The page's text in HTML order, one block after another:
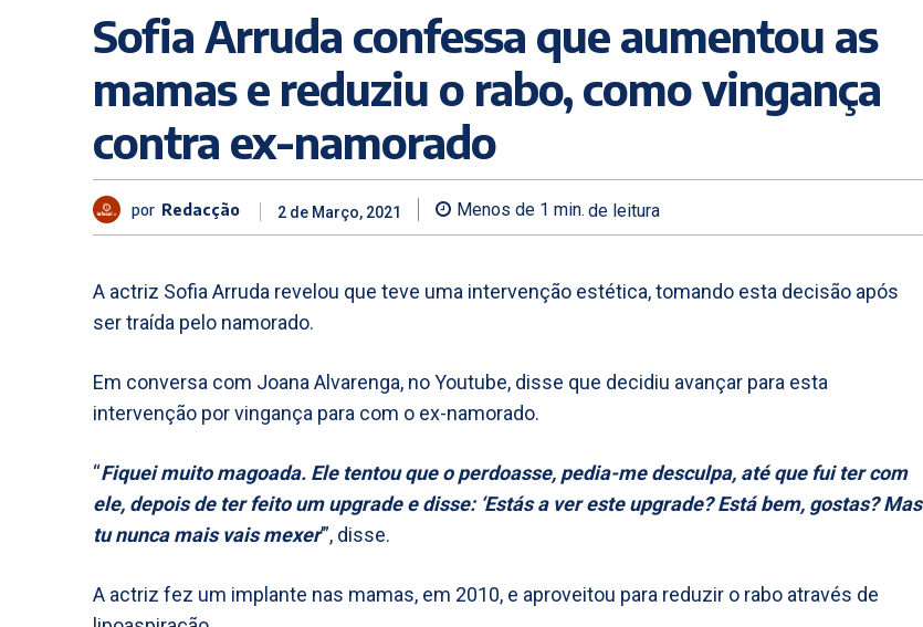
Sofia Arruda confessa que aumentou as
mamas e reduziu o rabo, como vingança
contra ex-namorado
por Redacção 2 de Março, 2021 Menos de 1 min. de leitura
A actriz Sofia Arruda revelou que teve uma intervenção estética, tomando esta decisão após
ser traída pelo namorado.
Em conversa com Joana Alvarenga, no Youtube, disse que decidiu avançar para esta
intervenção por vingança para com o ex-namorado.
“Fiquei muito magoada. Ele tentou que o perdoasse, pedia-me desculpa, até que fui ter com
ele, depois de ter feito um upgrade e disse: ‘Estás a ver este upgrade? Está bem, gostas? Mas
tu nunca mais vais mexer’”, disse.
A actriz fez um implante nas mamas, em 2010, e aproveitou para reduzir o rabo através de